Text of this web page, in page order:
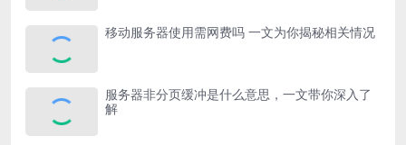
移动服务器使用需网费吗 一文为你揭秘相关情况
服务器非分页缓冲是什么意思，一文带你深入了
解